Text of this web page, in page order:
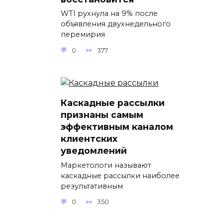
WTI рухнула на 9% после
объявления двухнедельного
перемирия
0 377
Каскадные рассылки
признаны самым
эффективным каналом
клиентских
уведомлений
Маркетологи называют
каскадные рассылки наиболее
результативным
0 350